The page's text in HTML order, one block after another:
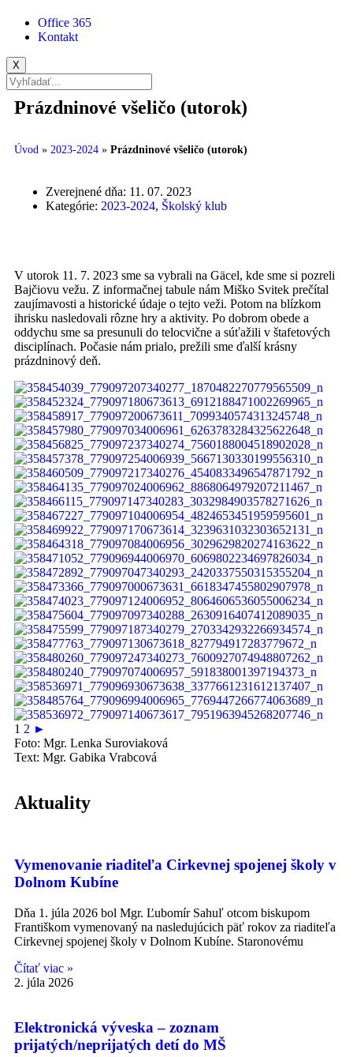
Office 365
Kontakt
X
Prázdninové všeličo (utorok)
Úvod » 2023-2024 » Prázdninové všeličo (utorok)
Zverejnené dňa: 11. 07. 2023
Kategórie: 2023-2024, Školský klub
V utorok 11. 7. 2023 sme sa vybrali na Gäcel, kde sme si pozreli
Bajčiovu vežu. Z informačnej tabule nám Miško Svitek prečítal
zaujímavosti a historické údaje o tejto veži. Potom na blízkom
ihrisku nasledovali rôzne hry a aktivity. Po dobrom obede a
oddychu sme sa presunuli do telocvične a súťažili v štafetových
disciplínach. Počasie nám prialo, prežili sme ďalší krásny
prázdninový deň.
1 2 ►
Foto: Mgr. Lenka Suroviaková
Text: Mgr. Gabika Vrabcová
Aktuality
Vymenovanie riaditeľa Cirkevnej spojenej školy v
Dolnom Kubíne
Dňa 1. júla 2026 bol Mgr. Ľubomír Sahuľ otcom biskupom
Františkom vymenovaný na nasledujúcich päť rokov za riaditeľa
Cirkevnej spojenej školy v Dolnom Kubíne. Staronovému
Čítať viac »
2. júla 2026
Elektronická výveska – zoznam
prijatých/neprijatých detí do MŠ